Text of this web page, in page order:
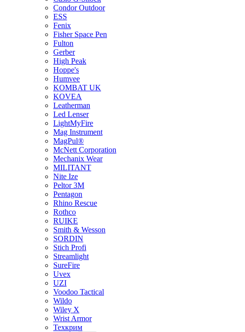
Condor Outdoor
ESS
Fenix
Fisher Space Pen
Fulton
Gerber
High Peak
Hoppe's
Humvee
KOMBAT UK
KOVEA
Leatherman
Led Lenser
LightMyFire
Mag Instrument
MagPul®
McNett Corporation
Mechanix Wear
MILITANT
Nite Ize
Peltor 3M
Pentagon
Rhino Rescue
Rothco
RUIKE
Smith & Wesson
SORDIN
Stich Profi
Streamlight
SureFire
Uvex
UZI
Voodoo Tactical
Wildo
Wiley X
Wrist Armor
Техкрим